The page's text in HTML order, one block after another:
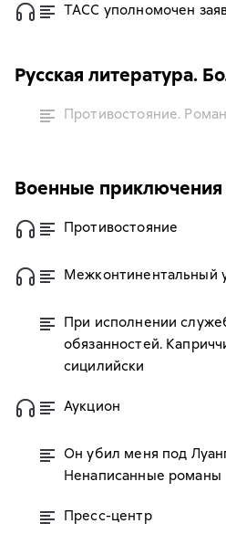
ТАСС уполномочен
Русская литература.
Противостояние.
Военные приключения
Противостояние
Межконтинентальный
При исполнении
обязанностей.
сицилийски
Аукцион
Он убил меня под
Ненаписанные романы
Пресс-центр